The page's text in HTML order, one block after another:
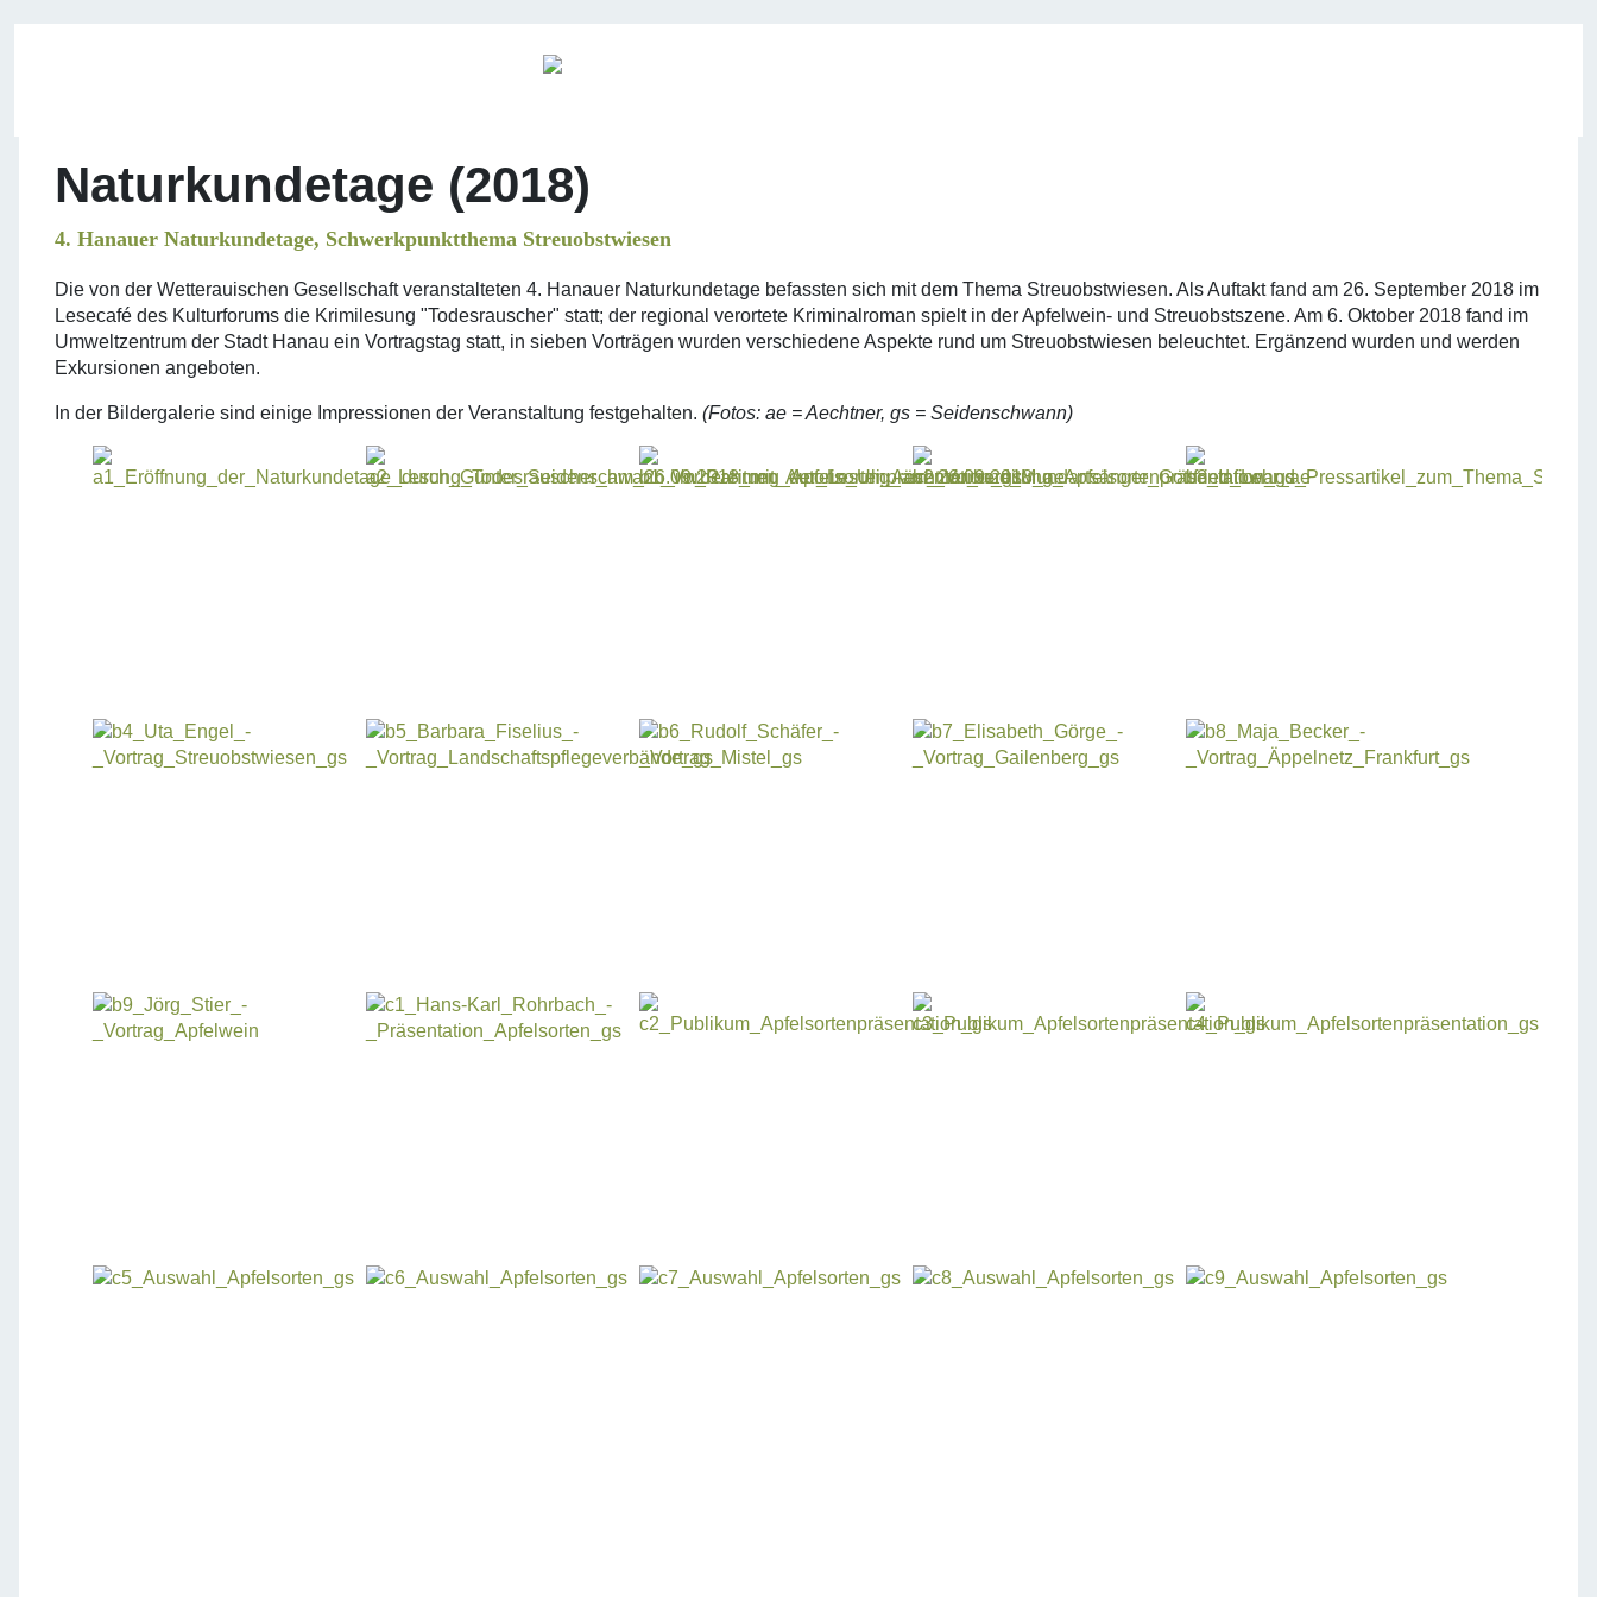
Naturkundetage (2018)
4. Hanauer Naturkundetage, Schwerkpunktthema Streuobstwiesen
Die von der Wetterauischen Gesellschaft veranstalteten 4. Hanauer Naturkundetage befassten sich mit dem Thema Streuobstwiesen. Als Auftakt fand am 26. September 2018 im
Lesecafé des Kulturforums die Krimilesung "Todesrauscher" statt; der regional verortete Kriminalroman spielt in der Apfelwein- und Streuobstszene. Am 6. Oktober 2018 fand im
Umweltzentrum der Stadt Hanau ein Vortragstag statt, in sieben Vorträgen wurden verschiedene Aspekte rund um Streuobstwiesen beleuchtet. Ergänzend wurden und werden
Exkursionen angeboten.
In der Bildergalerie sind einige Impressionen der Veranstaltung festgehalten. (Fotos: ae = Aechtner, gs = Seidenschwann)